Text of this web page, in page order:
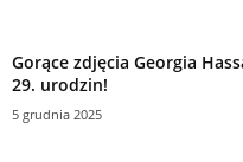
Gorące zdjęcia Georgia
29. urodzin!
5 grudnia 2025